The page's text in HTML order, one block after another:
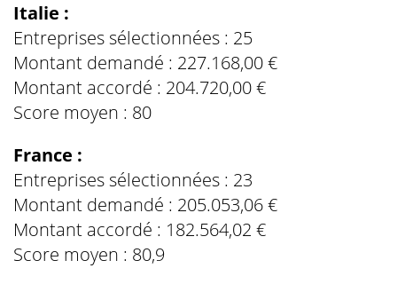
Italie :
Entreprises sélectionnées : 25
Montant demandé : 227.168,00 €
Montant accordé : 204.720,00 €
Score moyen : 80
France :
Entreprises sélectionnées : 23
Montant demandé : 205.053,06 €
Montant accordé : 182.564,02 €
Score moyen : 80,9